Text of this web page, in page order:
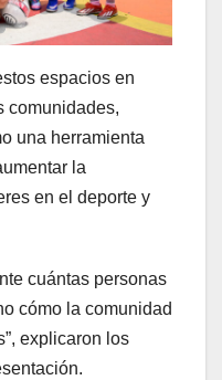
espacios en
comunidades,
una herramienta
la
en el deporte y
cuántas personas
cómo la comunidad
explicaron los